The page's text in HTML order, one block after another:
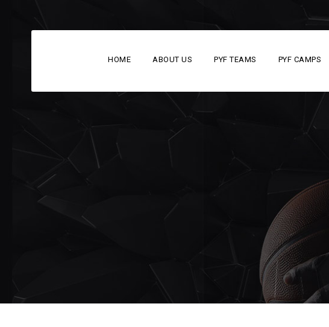
HOME ABOUT US PYF TEAMS PYF CAMPS